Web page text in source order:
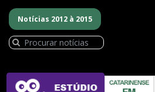
Notícias 2012 à 2015